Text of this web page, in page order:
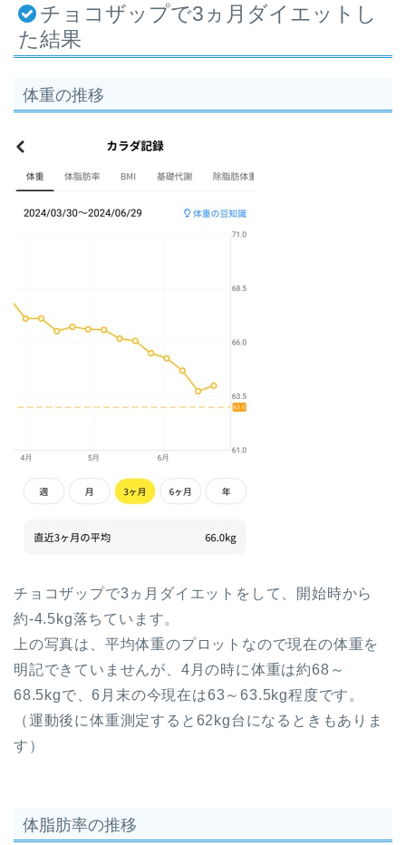
チョコザップで3ヵ月ダイエットし
た結果
体重の推移
チョコザップで3ヵ月ダイエットをして、開始時から
約-4.5kg落ちています。
上の写真は、平均体重のプロットなので現在の体重を
明記できていませんが、4月の時に体重は約68～
68.5kgで、6月末の今現在は63～63.5kg程度です。
（運動後に体重測定すると62kg台になるときもありま
す）
体脂肪率の推移